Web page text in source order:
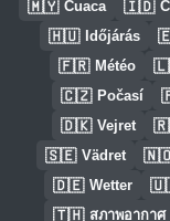
🇲🇾 Cuaca 🇮🇩
🇭🇺 Időjárás
🇫🇷 Météo
🇨🇿 Počasí
🇩🇰 Vejret
🇸🇪 Vädret
🇩🇪 Wetter
🇹🇭 สภาพอากาศ